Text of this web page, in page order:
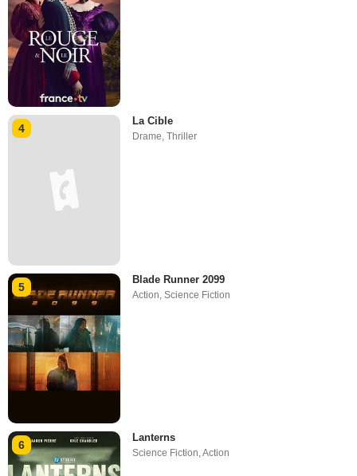
4
La Cible
Drame,Thriller
5
Blade Runner 2099
Action ,Science Fiction
6
Lanterns
Science Fiction,Action